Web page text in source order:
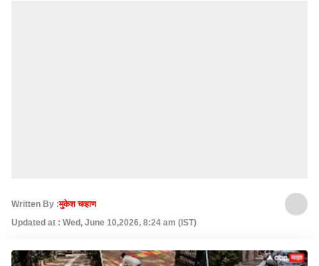
Written By :मुकेश चव्हाण
Updated at : Wed, June 10,2026, 8:24 am (IST)